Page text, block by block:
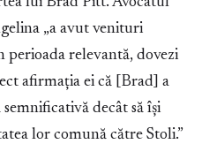
„a avut venituri
perioada relevantă, dovezi
afirmația ei că [Brad] a
decât să își
lor comună către Stoli.”